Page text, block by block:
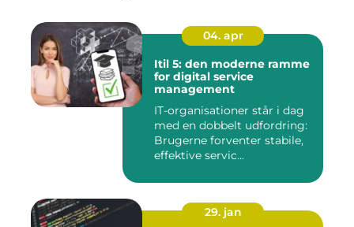
04. apr
Itil 5: den moderne ramme
for digital service
management
IT-organisationer står i dag
med en dobbelt udfordring:
Brugerne forventer stabile,
effektive servic...
29. jan